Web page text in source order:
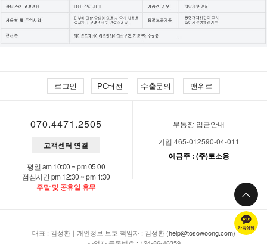
로그인 PC버전 수출문의 맨위로
070.4471.2505
고객센터 연결
평일 am 10:00 ~ pm 05:00
점심시간 pm 12:30 ~ pm 1:30
주말 및 공휴일 휴무
무통장 입금안내
기업 465-012590-04-011
예금주 : (주)토소웅
대표 : 김성환｜개인정보 보호 책임자 : 김성환 (help@tosowoong.com)